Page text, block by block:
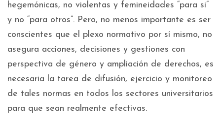
hegemónicas, no violentas y femineidades “para si”
y no “para otros”. Pero, no menos importante es ser
conscientes que el plexo normativo por sí mismo, no
asegura acciones, decisiones y gestiones con
perspectiva de género y ampliación de derechos, es
necesaria la tarea de difusión, ejercicio y monitoreo
de tales normas en todos los sectores universitarios
para que sean realmente efectivas.